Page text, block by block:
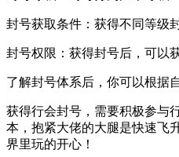
封号获取条件：获得不同等级
封号权限：获得封号后，可以
了解封号体系后，你可以根据
获得行会封号，需要积极参与
本，抱紧大佬的大腿是快速飞
界里玩的开心！